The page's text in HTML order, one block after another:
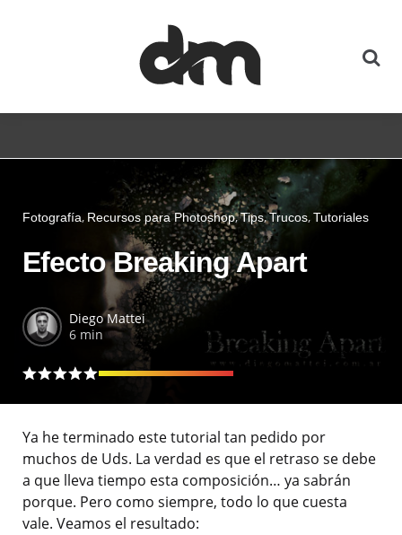
Fotografía Recursos para Photoshop Tips Trucos Tutoriales
Efecto Breaking Apart
Diego Mattei
6 min
Ya he terminado este tutorial tan pedido por
muchos de Uds. La verdad es que el retraso se debe
a que lleva tiempo esta composición… ya sabrán
porque. Pero como siempre, todo lo que cuesta
vale. Veamos el resultado: